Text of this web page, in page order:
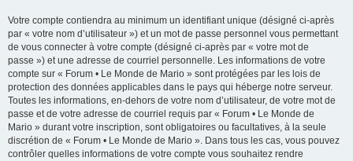
Votre compte contiendra au minimum un identifiant unique (désigné ci-après
par « votre nom d’utilisateur ») et un mot de passe personnel vous permettant
de vous connecter à votre compte (désigné ci-après par « votre mot de
passe ») et une adresse de courriel personnelle. Les informations de votre
compte sur « Forum • Le Monde de Mario » sont protégées par les lois de
protection des données applicables dans le pays qui héberge notre serveur.
Toutes les informations, en-dehors de votre nom d’utilisateur, de votre mot de
passe et de votre adresse de courriel requis par « Forum • Le Monde de
Mario » durant votre inscription, sont obligatoires ou facultatives, à la seule
discrétion de « Forum • Le Monde de Mario ». Dans tous les cas, vous pouvez
contrôler quelles informations de votre compte vous souhaitez rendre